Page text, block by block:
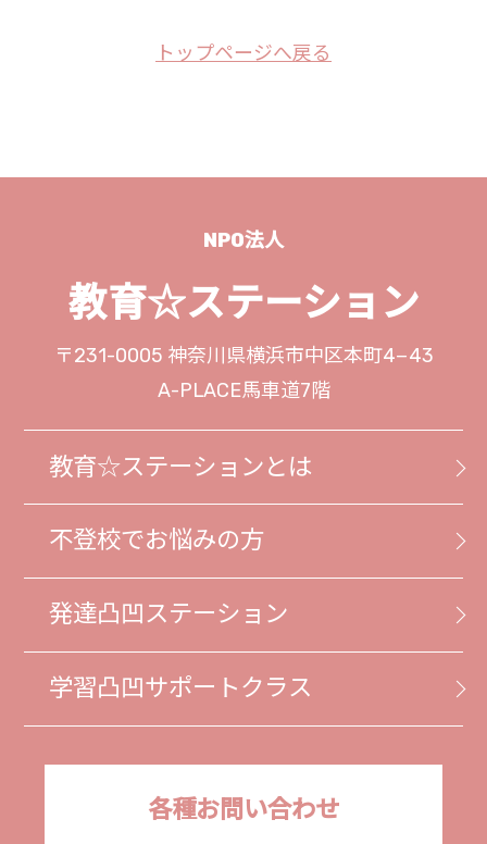
トップページへ戻る
NPO法人
教育☆ステーション
〒231-0005 神奈川県横浜市中区本町4−43
A-PLACE馬車道7階
教育☆ステーションとは
不登校でお悩みの方
発達凸凹ステーション
学習凸凹サポートクラス
各種お問い合わせ